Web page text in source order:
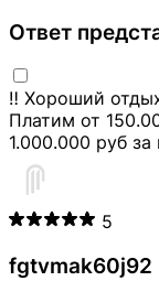
Ответ
‼️ Хороший
Платим от
1.000.000 руб
5
fgtvmak60j92